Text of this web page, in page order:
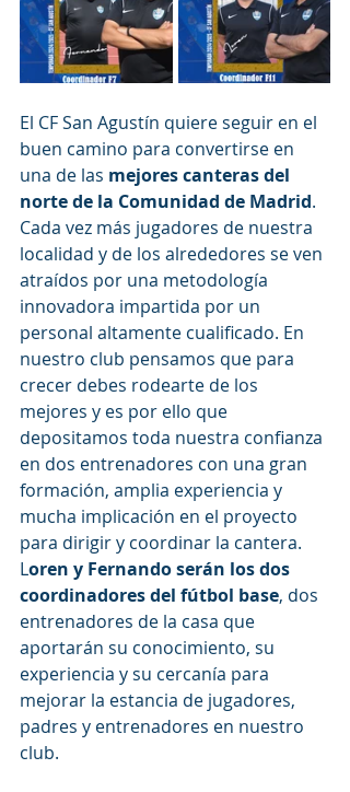
El CF San Agustín quiere seguir en el
buen camino para convertirse en
una de las mejores canteras del
norte de la Comunidad de Madrid.
Cada vez más jugadores de nuestra
localidad y de los alrededores se ven
atraídos por una metodología
innovadora impartida por un
personal altamente cualificado. En
nuestro club pensamos que para
crecer debes rodearte de los
mejores y es por ello que
depositamos toda nuestra confianza
en dos entrenadores con una gran
formación, amplia experiencia y
mucha implicación en el proyecto
para dirigir y coordinar la cantera.
Loren y Fernando serán los dos
coordinadores del fútbol base, dos
entrenadores de la casa que
aportarán su conocimiento, su
experiencia y su cercanía para
mejorar la estancia de jugadores,
padres y entrenadores en nuestro
club.